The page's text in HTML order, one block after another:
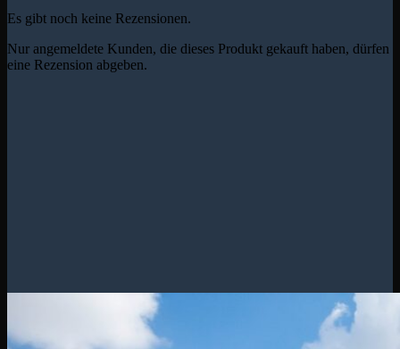
Es gibt noch keine Rezensionen.
Nur angemeldete Kunden, die dieses Produkt gekauft haben, dürfen
eine Rezension abgeben.